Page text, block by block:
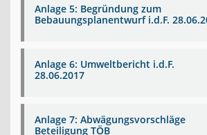
Anlage 5: Begründung zum
Bebauungsplanentwurf i.d.F.
Anlage 6: Umweltbericht i.d.F.
28.06.2017
Anlage 7: Abwägungsvorschläge
Beteiligung TÖB